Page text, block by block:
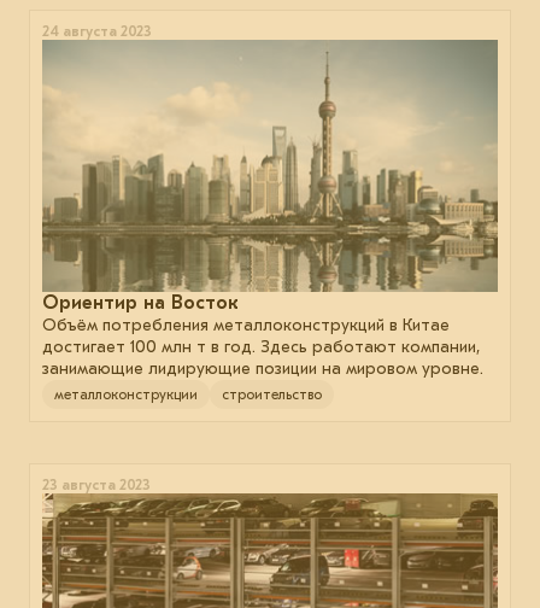
24 августа 2023
Ориентир на Восток
Объём потребления металлоконструкций в Китае
достигает 100 млн т в год. Здесь работают компании,
занимающие лидирующие позиции на мировом уровне.
металлоконструкции строительство
23 августа 2023